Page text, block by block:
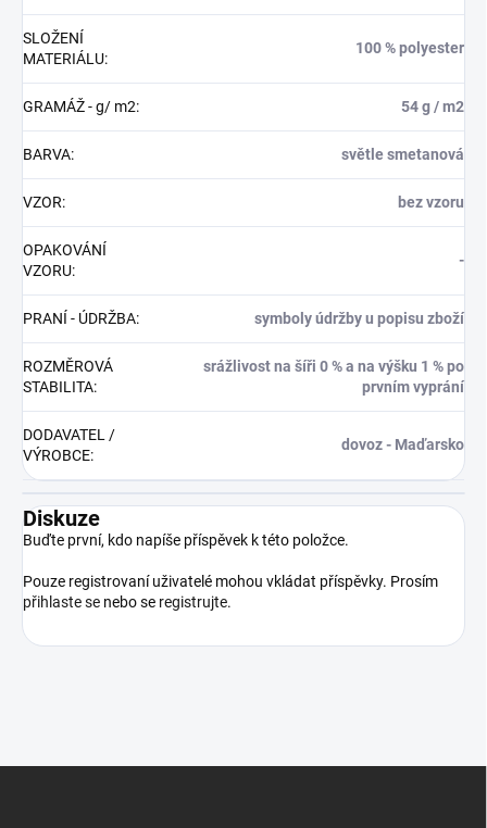
SLOŽENÍ
MATERIÁLU:
100 % polyester
GRAMÁŽ - g/ m2: 54 g / m2
BARVA: světle smetanová
VZOR: bez vzoru
OPAKOVÁNÍ
VZORU:
-
PRANÍ - ÚDRŽBA: symboly údržby u popisu zboží
ROZMĚROVÁ
STABILITA:
srážlivost na šíři 0 % a na výšku 1 % po
prvním vyprání
DODAVATEL /
VÝROBCE:
dovoz - Maďarsko
Diskuze
Buďte první, kdo napíše příspěvek k této položce.
Pouze registrovaní uživatelé mohou vkládat příspěvky. Prosím
přihlaste se nebo se registrujte.